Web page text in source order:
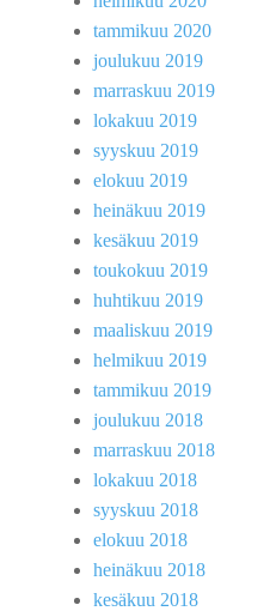
tammikuu 2020
joulukuu 2019
marraskuu 2019
lokakuu 2019
syyskuu 2019
elokuu 2019
heinäkuu 2019
kesäkuu 2019
toukokuu 2019
huhtikuu 2019
maaliskuu 2019
helmikuu 2019
tammikuu 2019
joulukuu 2018
marraskuu 2018
lokakuu 2018
syyskuu 2018
elokuu 2018
heinäkuu 2018
kesäkuu 2018